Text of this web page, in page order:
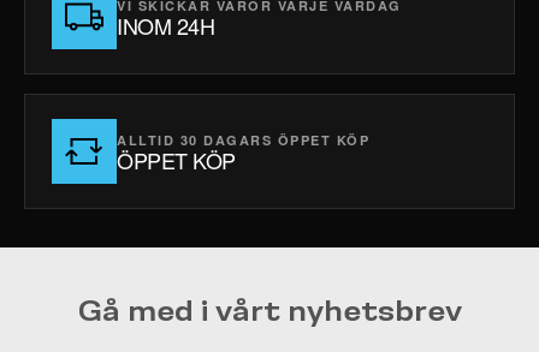
VI SKICKAR VAROR VARJE VARDAG
INOM 24H
ALLTID 30 DAGARS ÖPPET KÖP
ÖPPET KÖP
Gå med i vårt nyhetsbrev